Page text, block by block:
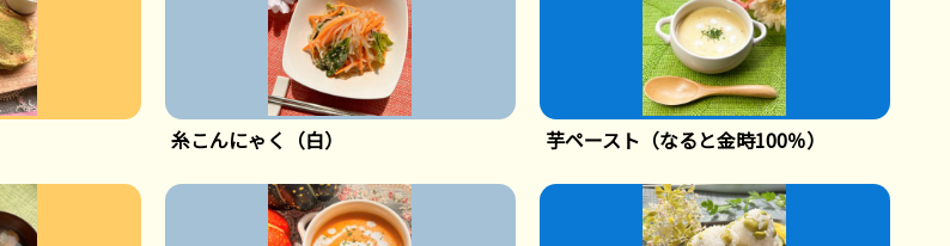
糸こんにゃく（白） 芋ペースト（なると金時100％）